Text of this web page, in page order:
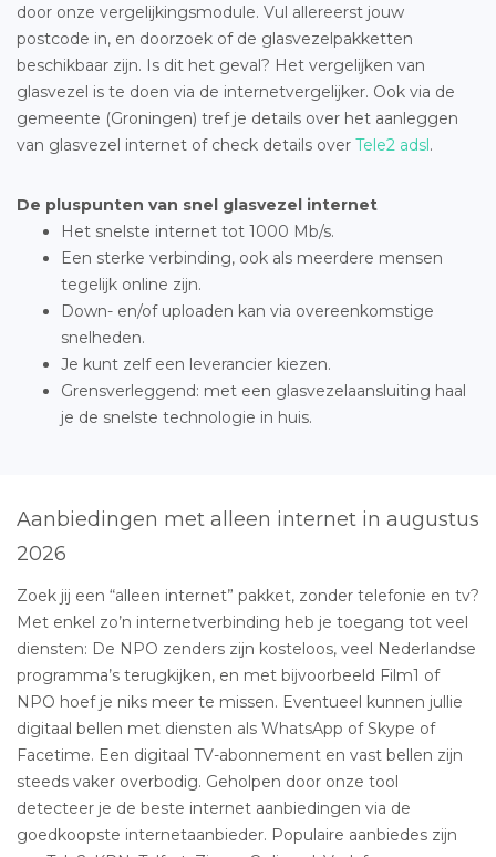
door onze vergelijkingsmodule. Vul allereerst jouw
postcode in, en doorzoek of de glasvezelpakketten
beschikbaar zijn. Is dit het geval? Het vergelijken van
glasvezel is te doen via de internetvergelijker. Ook via de
gemeente (Groningen) tref je details over het aanleggen
van glasvezel internet of check details over Tele2 adsl.
De pluspunten van snel glasvezel internet
Het snelste internet tot 1000 Mb/s.
Een sterke verbinding, ook als meerdere mensen
tegelijk online zijn.
Down- en/of uploaden kan via overeenkomstige
snelheden.
Je kunt zelf een leverancier kiezen.
Grensverleggend: met een glasvezelaansluiting haal
je de snelste technologie in huis.
Aanbiedingen met alleen internet in augustus
2026
Zoek jij een “alleen internet” pakket, zonder telefonie en tv?
Met enkel zo’n internetverbinding heb je toegang tot veel
diensten: De NPO zenders zijn kosteloos, veel Nederlandse
programma’s terugkijken, en met bijvoorbeeld Film1 of
NPO hoef je niks meer te missen. Eventueel kunnen jullie
digitaal bellen met diensten als WhatsApp of Skype of
Facetime. Een digitaal TV-abonnement en vast bellen zijn
steeds vaker overbodig. Geholpen door onze tool
detecteer je de beste internet aanbiedingen via de
goedkoopste internetaanbieder. Populaire aanbiedes zijn